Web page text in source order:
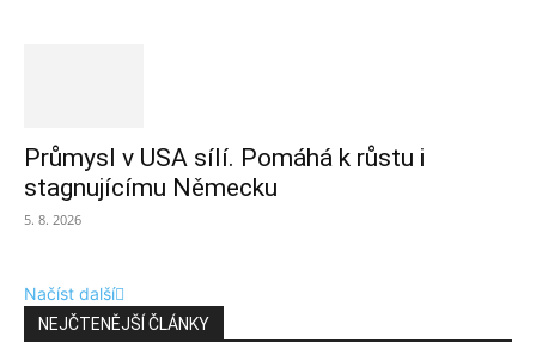
Průmysl v USA sílí. Pomáhá k růstu i
stagnujícímu Německu
5. 8. 2026
Načíst další
NEJČTENĚJŠÍ ČLÁNKY